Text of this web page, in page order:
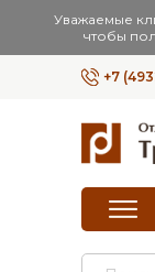
Уважаемые
чтобы
+7